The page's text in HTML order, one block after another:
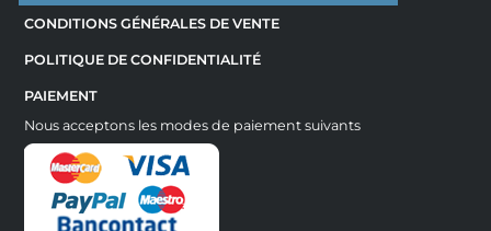
CONDITIONS GÉNÉRALES DE VENTE
POLITIQUE DE CONFIDENTIALITÉ
PAIEMENT
Nous acceptons les modes de paiement suivants